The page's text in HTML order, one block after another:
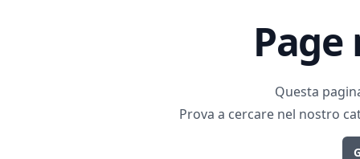
Questa
Prova a cercare nel nostro